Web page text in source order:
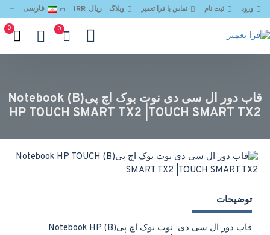
ورود ثبت نام تماس با فرا تعمیر وبلاگ ریال IRR فارسی
0
0
قاب دور ال سی دی نوت بوک اچ پی(B) Notebook
HP TOUCH SMART TX2 |TOUCH SMART TX2
توضیحات
قاب دور ال سی دی نوت بوک اچ پی(B) Notebook HP